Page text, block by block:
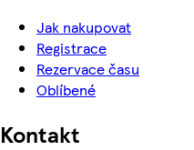
Jak nakupovat
Registrace
Rezervace času
Oblíbené
Kontakt